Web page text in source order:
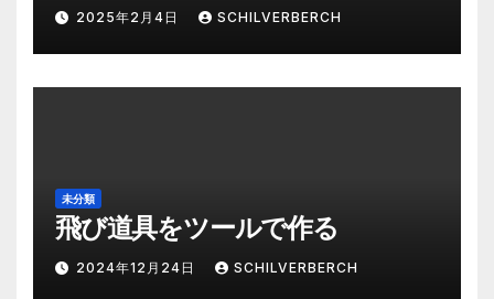
2025年2月4日 SCHILVERBERCH
未分類
飛び道具をツールで作る
2024年12月24日 SCHILVERBERCH